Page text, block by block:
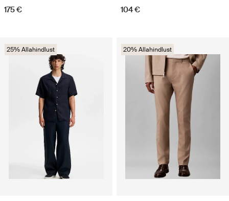
175 € 104 €
25% Allahindlust 20% Allahindlust